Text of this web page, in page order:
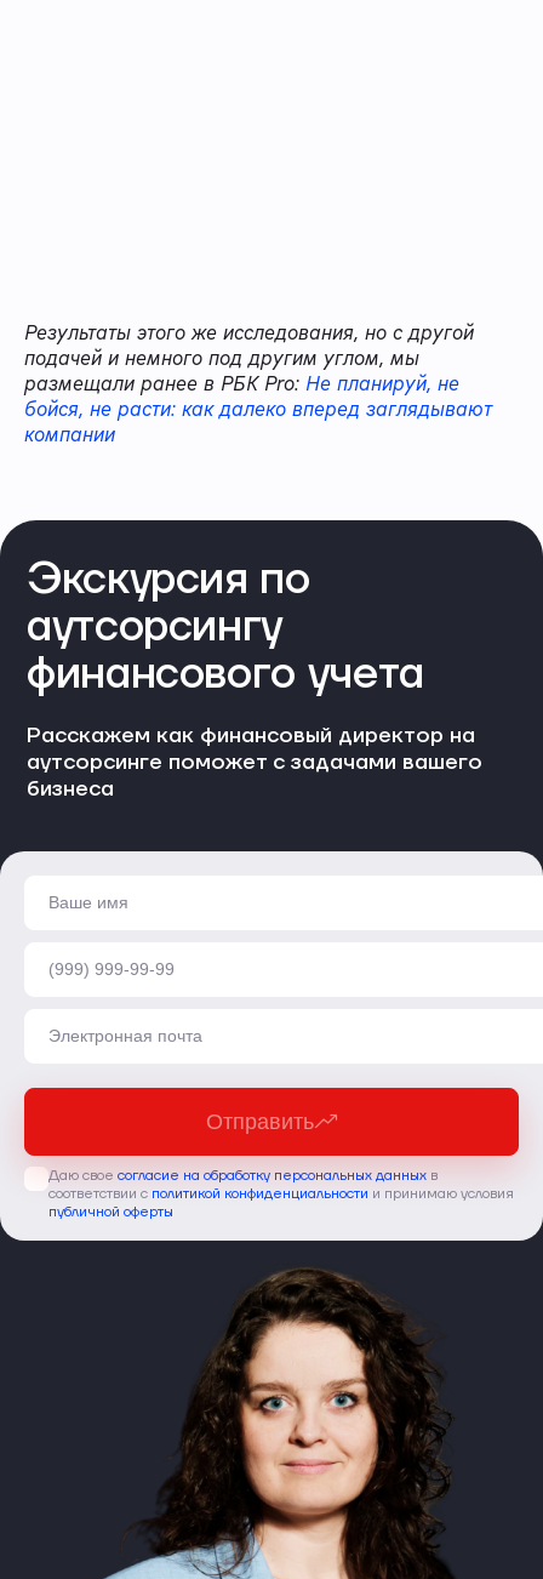
Результаты этого же исследования, но с другой
подачей и немного под другим углом, мы
размещали ранее в РБК Pro: Не планируй, не
бойся, не расти: как далеко вперед заглядывают
компании
Экскурсия по
аутсорсингу
финансового учета
Расскажем как финансовый директор на
аутсорсинге поможет с задачами вашего
бизнеса
Даю свое согласие на обработку персональных данных в
соответствии с политикой конфиденциальности и принимаю условия
публичной оферты
Отправить